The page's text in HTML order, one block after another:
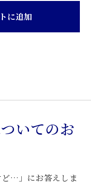
に追加
いてのお
ど…」にお答えしま